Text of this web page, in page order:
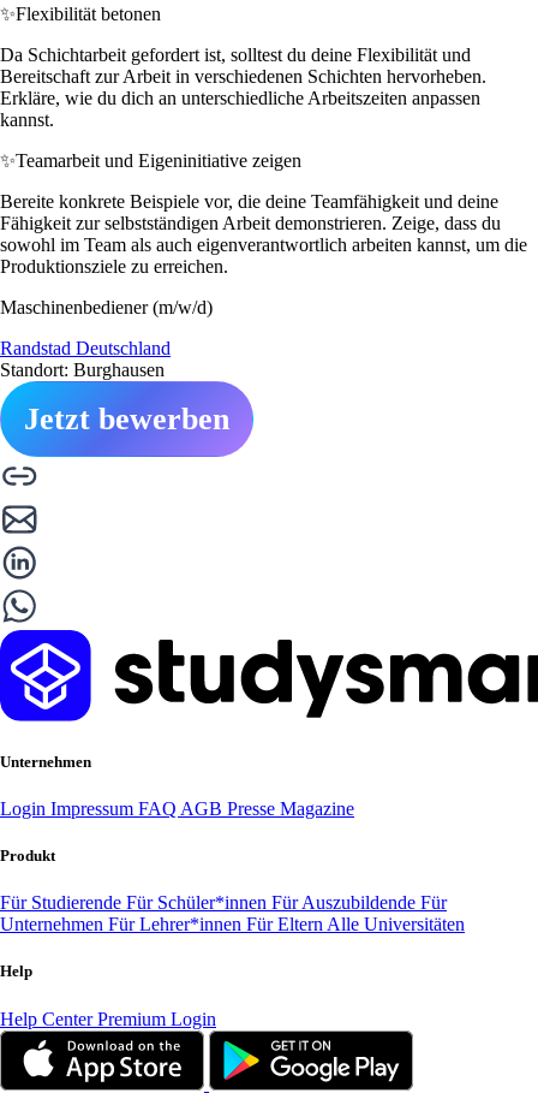
✨Flexibilität betonen
Da Schichtarbeit gefordert ist, solltest du deine Flexibilität und
Bereitschaft zur Arbeit in verschiedenen Schichten hervorheben.
Erkläre, wie du dich an unterschiedliche Arbeitszeiten anpassen
kannst.
✨Teamarbeit und Eigeninitiative zeigen
Bereite konkrete Beispiele vor, die deine Teamfähigkeit und deine
Fähigkeit zur selbstständigen Arbeit demonstrieren. Zeige, dass du
sowohl im Team als auch eigenverantwortlich arbeiten kannst, um die
Produktionsziele zu erreichen.
Maschinenbediener (m/w/d)
Randstad Deutschland
Standort: Burghausen
Jetzt bewerben
Unternehmen
Login Impressum FAQ AGB Presse Magazine
Produkt
Für Studierende Für Schüler*innen Für Auszubildende Für
Unternehmen Für Lehrer*innen Für Eltern Alle Universitäten
Help
Help CenterPremium Login